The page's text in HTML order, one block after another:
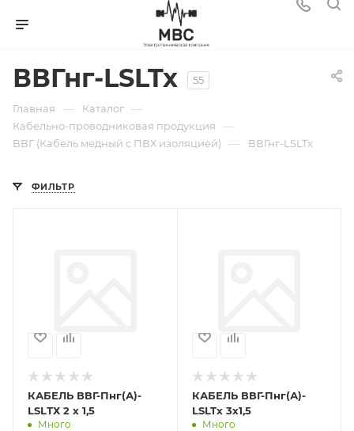
ВВГнг-LSLTx 55
Главная — Каталог —
Кабельно-проводниковая продукция —
ВВГ (Кабель медный с ПВХ изоляцией) — ВВГнг-LSLTx
ФИЛЬТР
КАБЕЛЬ ВВГ-Пнг(А)-
LSLТХ 2 х 1,5
Много
КАБЕЛЬ ВВГ-Пнг(А)-
LSLTx 3х1,5
Много